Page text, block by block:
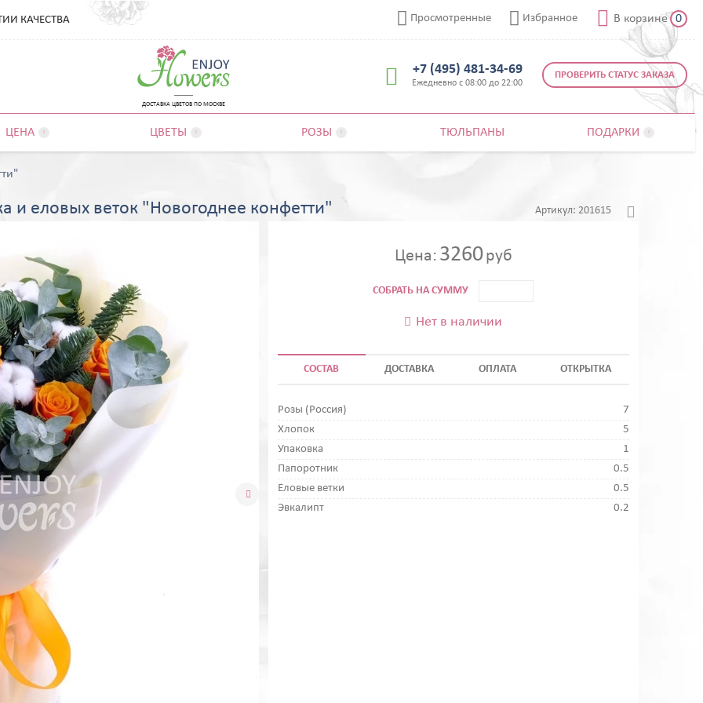
ДОСТАВКА ЦВЕТОВ ПО МОСКВЕ
 +7 (495) 481-34-69
Ежедневно с 08:00 до 22:00
 Просмотренные  Избранное  В корзине 0
ПРОВЕРИТЬ СТАТУС ЗАКАЗА
КАЧЕСТВА
ЦЕНА ЦВЕТЫ РОЗЫ ТЮЛЬПАНЫ ПОДАРКИ
и еловых веток "Новогоднее конфетти" Артикул: 201615

Цена: 3260руб
СОБРАТЬ НА СУММУ
 Нет в наличии
СОСТАВ ДОСТАВКА ОПЛАТА ОТКРЫТКА
Розы (Россия)
7
Хлопок
5
Упаковка
1
Папоротник
0.5
Еловые ветки
0.5
Эвкалипт
0.2
